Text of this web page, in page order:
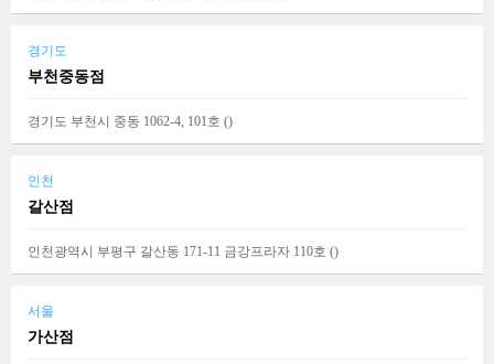
경기도
부천중동점
경기도 부천시 중동 1062-4, 101호 ()
인천
갈산점
인천광역시 부평구 갈산동 171-11 금강프라자 110호 ()
서울
가산점